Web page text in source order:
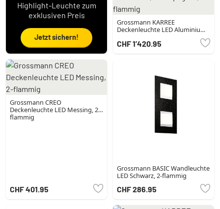
Highlight-Leuchte zum
exklusiven Preis
Jetzt sichern!
Grossmann KARREE
Deckenleuchte LED Aluminium,
CHF 1’420.95
Grossmann CREO
Deckenleuchte LED Messing, 2-
flammig
CHF 401.95
Grossmann BASIC Wandleuchte
LED Schwarz, 2-flammig
CHF 286.95